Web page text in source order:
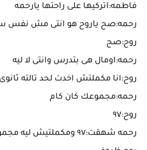
فاطمه:اتركيها على راحتها يارحمه
رحمه:صح ياروح هو انتى مش
روح:صح
رحمه:اومال هى بتدرس وانتى لا ليه
روح:انا مكملتش اخدت لحد تالته
رحمه:مجموعك كان كام
روح:٩٧
رحمه شهقت:٩٧ ومكملتيش ليه مجموعك حلو اوى